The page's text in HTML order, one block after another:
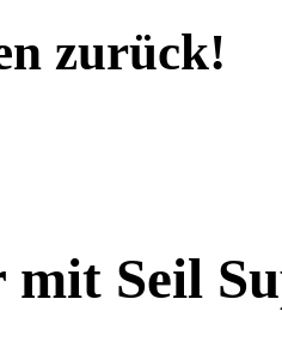
zurück!
Seil